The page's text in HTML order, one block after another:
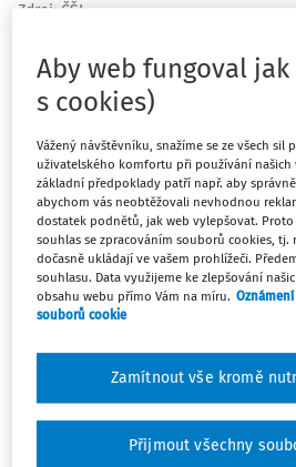
Zdroj: ČŠI
V rámci projektu Národní
hodnocení vzdělávací
(NIQES), konkrétně v rámci
realizuje Česká školní
prostředí pro tvorbu, modifikaci
vzdělávacích programů, včetně
hodnocení a včetně
činnosti pro sběr, záznam a
„EPIS“).
integrované technologické
webových technologií,
systémů, z nichž každý je
byly přístupné i pro uživatele z řad
Aby web fungoval
s cookies)
Vážený návštěvníku, snažíme se ze všech sil
uživatelského komfortu při používání našich
základní předpoklady patří např. aby
abychom vás neobtěžovali nevhodnou
dostatek podnětů, jak web vylepšovat.
souhlas se zpracováním souborů cookies, tj.
dočasně ukládají ve vašem prohlížeči.
souhlasu. Data využijeme ke zlepšování
obsahu webu přímo Vám na míru.
souborů cookie
Zamítnout vše kromě
Přijmout všechny